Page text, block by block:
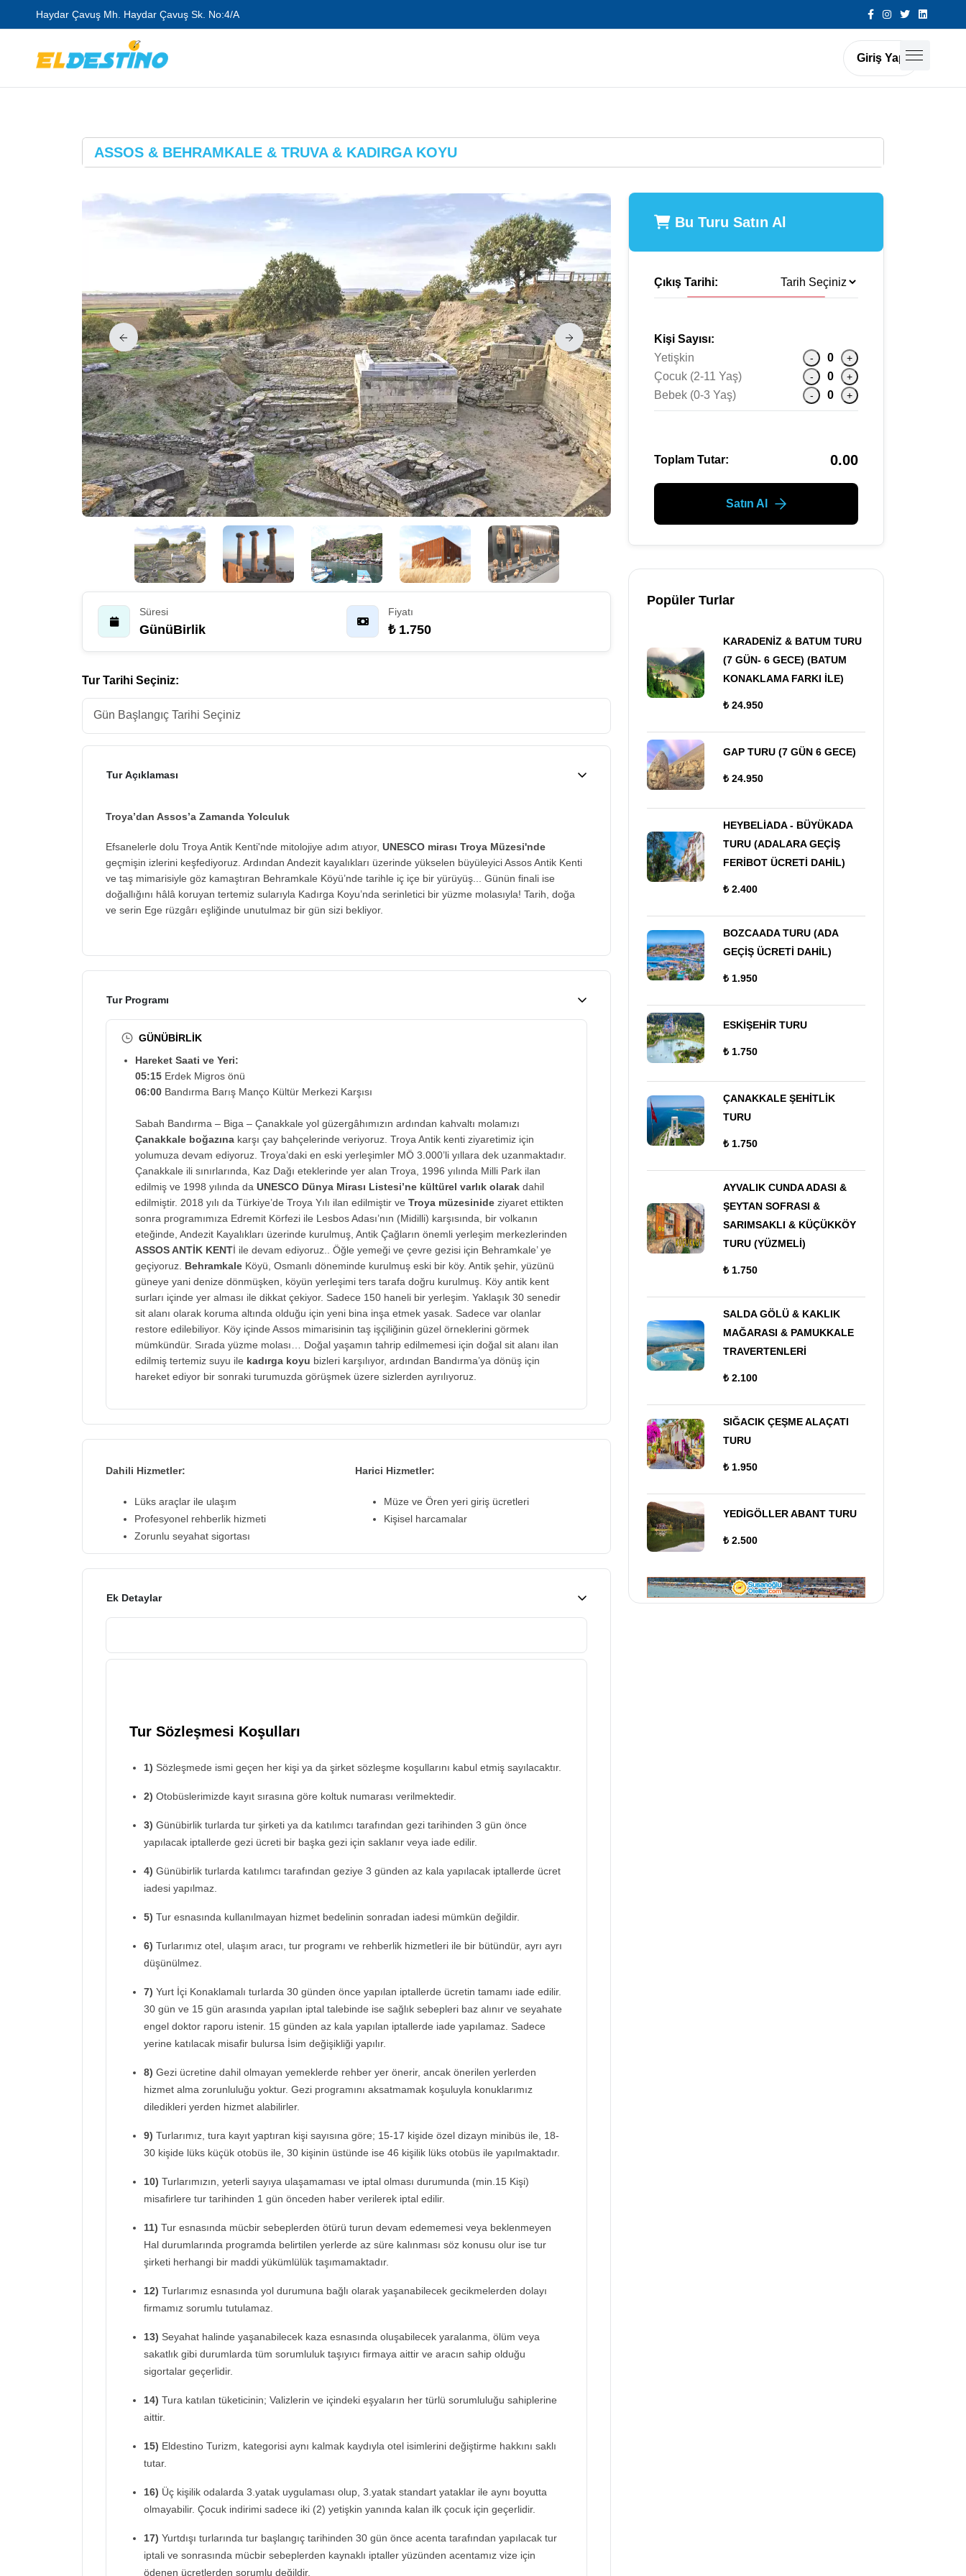
Haydar Çavuş Mh. Haydar Çavuş Sk. No:4/A
Giriş Yap
ASSOS & BEHRAMKALE & TRUVA & KADIRGA KOYU
Süresi
GünüBirlik
Fiyatı
₺ 1.750
Tur Tarihi Seçiniz:
Tur Açıklaması
Troya’dan Assos’a Zamanda Yolculuk
Efsanelerle dolu Troya Antik Kenti'nde mitolojiye adım atıyor, UNESCO mirası Troya Müzesi'nde
geçmişin izlerini keşfediyoruz. Ardından Andezit kayalıkları üzerinde yükselen büyüleyici Assos Antik Kenti
ve taş mimarisiyle göz kamaştıran Behramkale Köyü’nde tarihle iç içe bir yürüyüş... Günün finali ise
doğallığını hâlâ koruyan tertemiz sularıyla Kadırga Koyu’nda serinletici bir yüzme molasıyla! Tarih, doğa
ve serin Ege rüzgârı eşliğinde unutulmaz bir gün sizi bekliyor.
Tur Programı
GÜNÜBİRLİK
Hareket Saati ve Yeri:
05:15 Erdek Migros önü
06:00 Bandırma Barış Manço Kültür Merkezi Karşısı
Sabah Bandırma – Biga – Çanakkale yol güzergâhımızın ardından kahvaltı molamızı
Çanakkale boğazına karşı çay bahçelerinde veriyoruz. Troya Antik kenti ziyaretimiz için
yolumuza devam ediyoruz. Troya’daki en eski yerleşimler MÖ 3.000’li yıllara dek uzanmaktadır.
Çanakkale ili sınırlarında, Kaz Dağı eteklerinde yer alan Troya, 1996 yılında Milli Park ilan
edilmiş ve 1998 yılında da UNESCO Dünya Mirası Listesi’ne kültürel varlık olarak dahil
edilmiştir. 2018 yılı da Türkiye’de Troya Yılı ilan edilmiştir ve Troya müzesinide ziyaret ettikten
sonra programımıza Edremit Körfezi ile Lesbos Adası’nın (Midilli) karşısında, bir volkanın
eteğinde, Andezit Kayalıkları üzerinde kurulmuş, Antik Çağların önemli yerleşim merkezlerinden
ASSOS ANTİK KENTİ ile devam ediyoruz.. Öğle yemeği ve çevre gezisi için Behramkale’ ye
geçiyoruz. Behramkale Köyü, Osmanlı döneminde kurulmuş eski bir köy. Antik şehir, yüzünü
güneye yani denize dönmüşken, köyün yerleşimi ters tarafa doğru kurulmuş. Köy antik kent
surları içinde yer alması ile dikkat çekiyor. Sadece 150 haneli bir yerleşim. Yaklaşık 30 senedir
sit alanı olarak koruma altında olduğu için yeni bina inşa etmek yasak. Sadece var olanlar
restore edilebiliyor. Köy içinde Assos mimarisinin taş işçiliğinin güzel örneklerini görmek
mümkündür. Sırada yüzme molası… Doğal yaşamın tahrip edilmemesi için doğal sit alanı ilan
edilmiş tertemiz suyu ile kadırga koyu bizleri karşılıyor, ardından Bandırma’ya dönüş için
hareket ediyor bir sonraki turumuzda görüşmek üzere sizlerden ayrılıyoruz.
Dahili Hizmetler:
Lüks araçlar ile ulaşım
Profesyonel rehberlik hizmeti
Zorunlu seyahat sigortası
Harici Hizmetler:
Müze ve Ören yeri giriş ücretleri
Kişisel harcamalar
Ek Detaylar
Tur Sözleşmesi Koşulları
1) Sözleşmede ismi geçen her kişi ya da şirket sözleşme koşullarını kabul etmiş sayılacaktır.
2) Otobüslerimizde kayıt sırasına göre koltuk numarası verilmektedir.
3) Günübirlik turlarda tur şirketi ya da katılımcı tarafından gezi tarihinden 3 gün önce
yapılacak iptallerde gezi ücreti bir başka gezi için saklanır veya iade edilir.
4) Günübirlik turlarda katılımcı tarafından geziye 3 günden az kala yapılacak iptallerde ücret
iadesi yapılmaz.
5) Tur esnasında kullanılmayan hizmet bedelinin sonradan iadesi mümkün değildir.
6) Turlarımız otel, ulaşım aracı, tur programı ve rehberlik hizmetleri ile bir bütündür, ayrı ayrı
düşünülmez.
7) Yurt İçi Konaklamalı turlarda 30 günden önce yapılan iptallerde ücretin tamamı iade edilir.
30 gün ve 15 gün arasında yapılan iptal talebinde ise sağlık sebepleri baz alınır ve seyahate
engel doktor raporu istenir. 15 günden az kala yapılan iptallerde iade yapılamaz. Sadece
yerine katılacak misafir bulursa İsim değişikliği yapılır.
8) Gezi ücretine dahil olmayan yemeklerde rehber yer önerir, ancak önerilen yerlerden
hizmet alma zorunluluğu yoktur. Gezi programını aksatmamak koşuluyla konuklarımız
diledikleri yerden hizmet alabilirler.
9) Turlarımız, tura kayıt yaptıran kişi sayısına göre; 15-17 kişide özel dizayn minibüs ile, 18-
30 kişide lüks küçük otobüs ile, 30 kişinin üstünde ise 46 kişilik lüks otobüs ile yapılmaktadır.
10) Turlarımızın, yeterli sayıya ulaşamaması ve iptal olması durumunda (min.15 Kişi)
misafirlere tur tarihinden 1 gün önceden haber verilerek iptal edilir.
11) Tur esnasında mücbir sebeplerden ötürü turun devam edememesi veya beklenmeyen
Hal durumlarında programda belirtilen yerlerde az süre kalınması söz konusu olur ise tur
şirketi herhangi bir maddi yükümlülük taşımamaktadır.
12) Turlarımız esnasında yol durumuna bağlı olarak yaşanabilecek gecikmelerden dolayı
firmamız sorumlu tutulamaz.
13) Seyahat halinde yaşanabilecek kaza esnasında oluşabilecek yaralanma, ölüm veya
sakatlık gibi durumlarda tüm sorumluluk taşıyıcı firmaya aittir ve aracın sahip olduğu
sigortalar geçerlidir.
14) Tura katılan tüketicinin; Valizlerin ve içindeki eşyaların her türlü sorumluluğu sahiplerine
aittir.
15) Eldestino Turizm, kategorisi aynı kalmak kaydıyla otel isimlerini değiştirme hakkını saklı
tutar.
16) Üç kişilik odalarda 3.yatak uygulaması olup, 3.yatak standart yataklar ile aynı boyutta
olmayabilir. Çocuk indirimi sadece iki (2) yetişkin yanında kalan ilk çocuk için geçerlidir.
17) Yurtdışı turlarında tur başlangıç tarihinden 30 gün önce acenta tarafından yapılacak tur
iptali ve sonrasında mücbir sebeplerden kaynaklı iptaller yüzünden acentamız vize için
ödenen ücretlerden sorumlu değildir.
Bu Turu Satın Al
Çıkış Tarihi:
Kişi Sayısı:
Yetişkin
- 0 +
Çocuk (2-11 Yaş) - 0 +
Bebek (0-3 Yaş) - 0 +
Toplam Tutar: 0.00
Satın Al
Popüler Turlar
KARADENİZ & BATUM TURU
(7 GÜN- 6 GECE) (BATUM
KONAKLAMA FARKI İLE)
₺ 24.950
GAP TURU (7 GÜN 6 GECE)
₺ 24.950
HEYBELİADA - BÜYÜKADA
TURU (ADALARA GEÇİŞ
FERİBOT ÜCRETİ DAHİL)
₺ 2.400
BOZCAADA TURU (ADA
GEÇİŞ ÜCRETİ DAHİL)
₺ 1.950
ESKİŞEHİR TURU
₺ 1.750
ÇANAKKALE ŞEHİTLİK
TURU
₺ 1.750
AYVALIK CUNDA ADASI &
ŞEYTAN SOFRASI &
SARIMSAKLI & KÜÇÜKKÖY
TURU (YÜZMELİ)
₺ 1.750
SALDA GÖLÜ & KAKLIK
MAĞARASI & PAMUKKALE
TRAVERTENLERİ
₺ 2.100
SIĞACIK ÇEŞME ALAÇATI
TURU
₺ 1.950
YEDİGÖLLER ABANT TURU
₺ 2.500